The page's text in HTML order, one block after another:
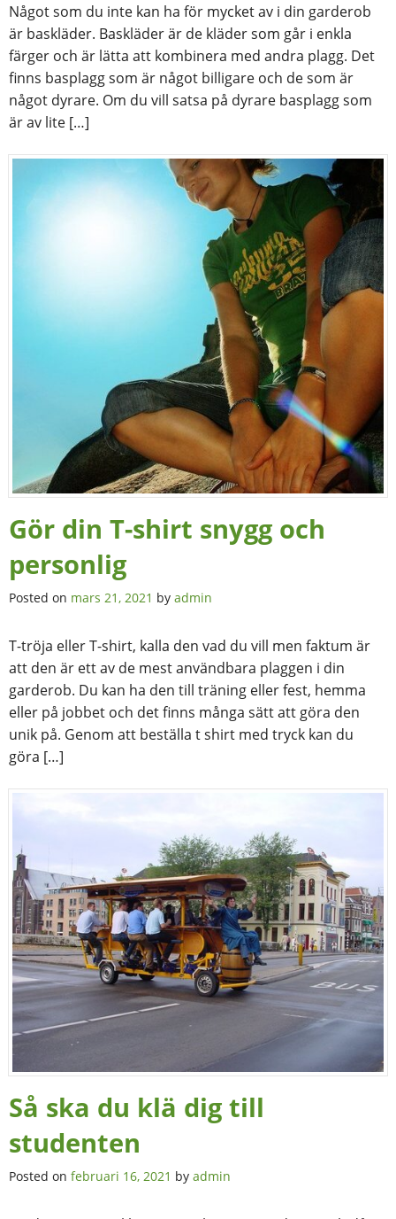
Något som du inte kan ha för mycket av i din garderob
är baskläder. Baskläder är de kläder som går i enkla
färger och är lätta att kombinera med andra plagg. Det
finns basplagg som är något billigare och de som är
något dyrare. Om du vill satsa på dyrare basplagg som
är av lite […]
Gör din T-shirt snygg och
personlig
Posted on mars 21, 2021 by admin
T-tröja eller T-shirt, kalla den vad du vill men faktum är
att den är ett av de mest användbara plaggen i din
garderob. Du kan ha den till träning eller fest, hemma
eller på jobbet och det finns många sätt att göra den
unik på. Genom att beställa t shirt med tryck kan du
göra […]
Så ska du klä dig till
studenten
Posted on februari 16, 2021 by admin